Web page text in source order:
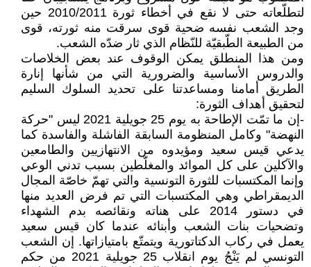
لتطلّعاته حتى لا نقع في أخطاء ثورة 2010/2011 حين
وجد الشعب نفسه ضحية قوى سرقت منه ثورته، قوى
من الطبيعة الطّبقيّة للنّظام الذي ثار ضدّه الشعب.
ومن هذا المنطلق يمكن الوقوف عند بعض الخلاصات
والدروس الأساسية والضرورية التي من شأنها إنارة
الطريق أمامنا ومساعدتنا على تحديد السلوك السليم
لتحقيق أهداف الثورة:
-إن ما تمّت الإطاحة به يوم 25 جويلية 2021 ليس "حركة
النهضة" وكامل المنظومة السابقة الفاشلة والفاسدة كما
يدعي قيس سعيد ومؤيدوه من الانتهازيين والطامعين
والآكلين على كل الموائد والمغلّطين بسبب تدني الوعي
وإنما المكتسبات للثورة التونسية والتي تهمّ خاصّة المجال
الديمقراطي وهي المكتسبات التي تم فرض العديد منها
في دستور 2014 على هناته ونقائصه بدم الشهداء
وتضحيات بنات الشعب وأبنائه عندما كان قيس سعيد
يعمل في ركاب الدكتاتورية ويتمتّع بامتيازاتها. إن الشعب
التونسي لم يَنْجُ يوم انقلاب 25 جويلية 2021 من حكم